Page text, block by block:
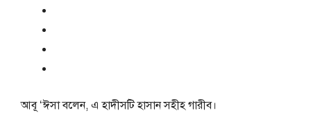
আবূ ‘ঈসা বলেন, এ হাদীসটি হাসান সহীহ গারীব।